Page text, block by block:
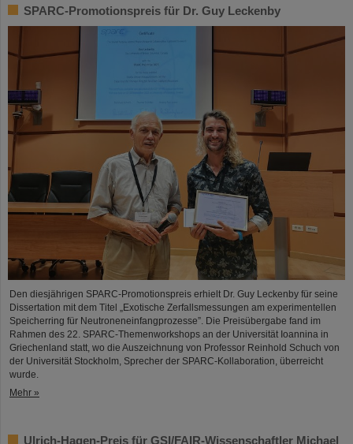
SPARC-Promotionspreis für Dr. Guy Leckenby
Den diesjährigen SPARC-Promotionspreis erhielt Dr. Guy Leckenby für seine
Dissertation mit dem Titel „Exotische Zerfallsmessungen am experimentellen
Speicherring für Neutroneneinfangprozesse”. Die Preisübergabe fand im
Rahmen des 22. SPARC-Themenworkshops an der Universität Ioannina in
Griechenland statt, wo die Auszeichnung von Professor Reinhold Schuch von
der Universität Stockholm, Sprecher der SPARC-Kollaboration, überreicht
wurde.
Mehr »
Ulrich-Hagen-Preis für GSI/FAIR-Wissenschaftler Michael